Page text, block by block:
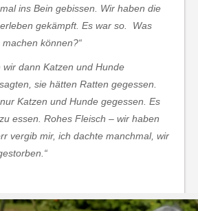
ins Bein gebissen. Wir haben die
gekämpft. Es war so. Was
können?“
wir dann Katzen und Hunde
sie hätten Ratten gegessen.
Katzen und Hunde gegessen. Es
essen. Rohes Fleisch – wir haben
vergib mir, ich dachte manchmal, wir